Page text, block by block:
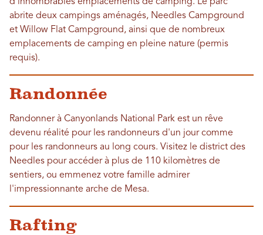
abrite deux campings aménagés, Needles Campground
et Willow Flat Campground, ainsi que de nombreux
emplacements de camping en pleine nature (permis
requis).
Randonnée
Randonner à Canyonlands National Park est un rêve
devenu réalité pour les randonneurs d'un jour comme
pour les randonneurs au long cours. Visitez le district des
Needles pour accéder à plus de 110 kilomètres de
sentiers, ou emmenez votre famille admirer
l'impressionnante arche de Mesa.
Rafting